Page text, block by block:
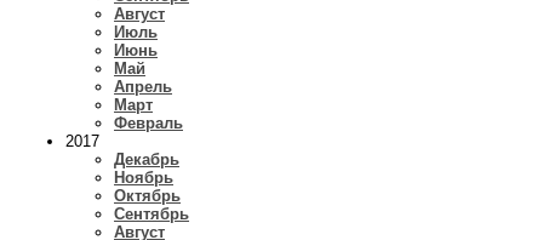
Август
Июль
Июнь
Май
Апрель
Март
Февраль
2017
Декабрь
Ноябрь
Октябрь
Сентябрь
Август